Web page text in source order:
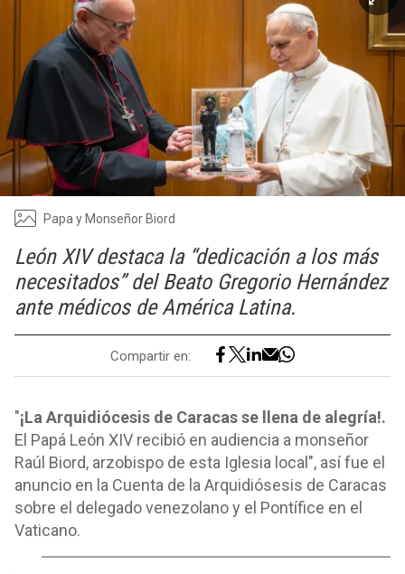
Papa y Monseñor Biord
León XIV destaca la “dedicación a los más
necesitados” del Beato Gregorio Hernández
ante médicos de América Latina.
Compartir en:
"¡La Arquidiócesis de Caracas se llena de alegría!.
El Papá León XIV recibió en audiencia a monseñor
Raúl Biord, arzobispo de esta Iglesia local", así fue el
anuncio en la Cuenta de la Arquidiósesis de Caracas
sobre el delegado venezolano y el Pontífice en el
Vaticano.